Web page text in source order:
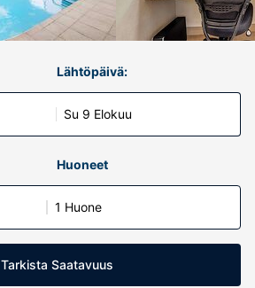
Lähtöpäivä:
Su 9 Elokuu
Huoneet
1 Huone
Tarkista Saatavuus